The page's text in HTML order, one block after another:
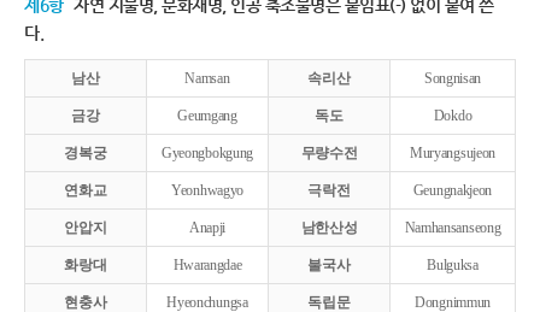
제6항 자연 지물명, 문화재명, 인공 축조물명은 붙임표(-) 없이 붙여 쓴
다.
남산 Namsan 속리산 Songnisan
금강 Geumgang 독도 Dokdo
경복궁 Gyeongbokgung 무량수전 Muryangsujeon
연화교 Yeonhwagyo 극락전 Geungnakjeon
안압지 Anapji 남한산성 Namhansanseong
화랑대 Hwarangdae 불국사 Bulguksa
현충사 Hyeonchungsa 독립문 Dongnimmun